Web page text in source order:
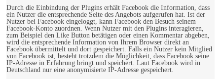
Durch die Einbindung der Plugins erhält Facebook die Information, dass
ein Nutzer die entsprechende Seite des Angebots aufgerufen hat. Ist der
Nutzer bei Facebook eingeloggt, kann Facebook den Besuch seinem
Facebook-Konto zuordnen. Wenn Nutzer mit den Plugins interagieren,
zum Beispiel den Like Button betätigen oder einen Kommentar abgeben,
wird die entsprechende Information von Ihrem Browser direkt an
Facebook übermittelt und dort gespeichert. Falls ein Nutzer kein Mitglied
von Facebook ist, besteht trotzdem die Möglichkeit, dass Facebook seine
IP-Adresse in Erfahrung bringt und speichert. Laut Facebook wird in
Deutschland nur eine anonymisierte IP-Adresse gespeichert.